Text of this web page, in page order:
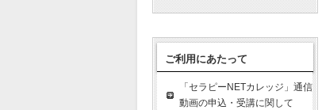
ご利用にあたって
「セラピーNETカレッジ」通信
動画の申込・受講に関して